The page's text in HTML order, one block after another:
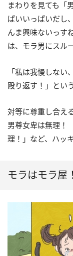
まわりを見ても「
ぱいいっぱいだし
んま興味ないっす
は、モラ男にスル
「私は我慢しな
殴り返す！」という
対等に尊重し合え
男尊女卑は無理！
理！」など、ハッ
モラはモラ